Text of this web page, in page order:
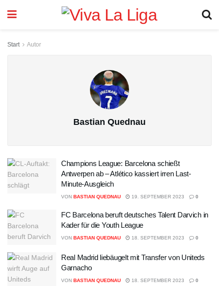
Start Autor
Bastian Quednau
Champions League: Barcelona schießt
Antwerpen ab – Atlético kassiert irren Last-
Minute-Ausgleich
VON BASTIAN QUEDNAU 19. SEPTEMBER 2023 0
FC Barcelona beruft deutsches Talent Darvich in
Kader für die Youth League
VON BASTIAN QUEDNAU 18. SEPTEMBER 2023 0
Real Madrid liebäugelt mit Transfer von Uniteds
Garnacho
VON BASTIAN QUEDNAU 18. SEPTEMBER 2023 0